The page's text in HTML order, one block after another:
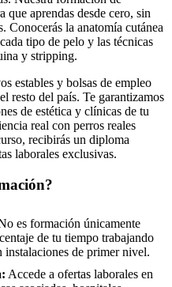
que aprendas desde cero, sin
Conocerás la anatomía cutánea
tipo de pelo y las técnicas
y stripping.
estables y bolsas de empleo
resto del país. Te garantizamos
de estética y clínicas de tu
real con perros reales
recibirás un diploma
laborales exclusivas.
es formación únicamente
de tu tiempo trabajando
instalaciones de primer nivel.
Accede a ofertas laborales en